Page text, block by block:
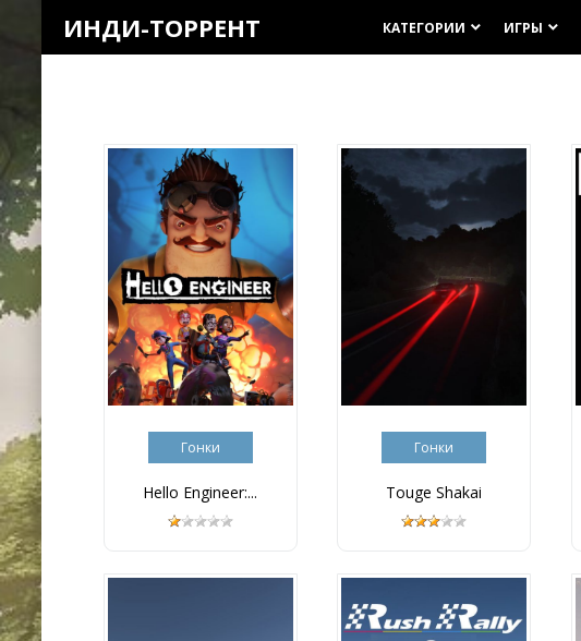
ИНДИ-ТОРРЕНТ КАТЕГОРИИ keyboard_arrow_down ИГРЫ keyboard_arrow_down
Гонки
Hello Engineer:...
Гонки
Touge Shakai